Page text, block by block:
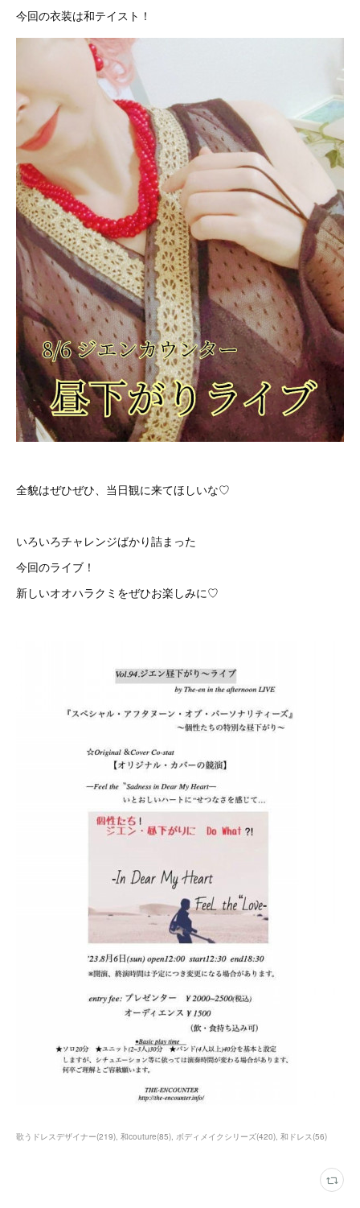
今回の衣装は和テイスト！
全貌はぜひぜひ、当日観に来てほしいな♡
いろいろチャレンジばかり詰まった
今回のライブ！
新しいオオハラクミをぜひお楽しみに♡
歌うドレスデザイナー(219) 和couture(85) ボディメイクシリーズ(420) 和ドレス(56)